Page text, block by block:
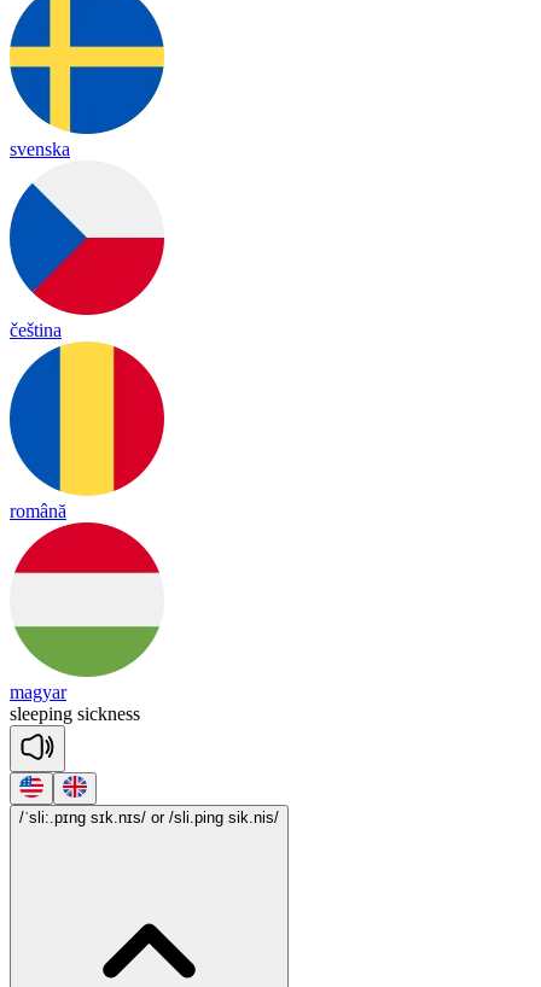
svenska
čeština
română
magyar
sleeping sickness
/ˈsli:.pɪng sɪk.nɪs/ or /sli.ping sik.nis/